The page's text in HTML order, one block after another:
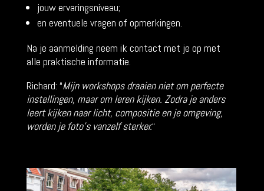
jouw ervaringsniveau;
en eventuele vragen of opmerkingen.
Na je aanmelding neem ik contact met je op met
alle praktische informatie.
Richard: “Mijn workshops draaien niet om perfecte
instellingen, maar om leren kijken. Zodra je anders
leert kijken naar licht, compositie en je omgeving,
worden je foto’s vanzelf sterker.“